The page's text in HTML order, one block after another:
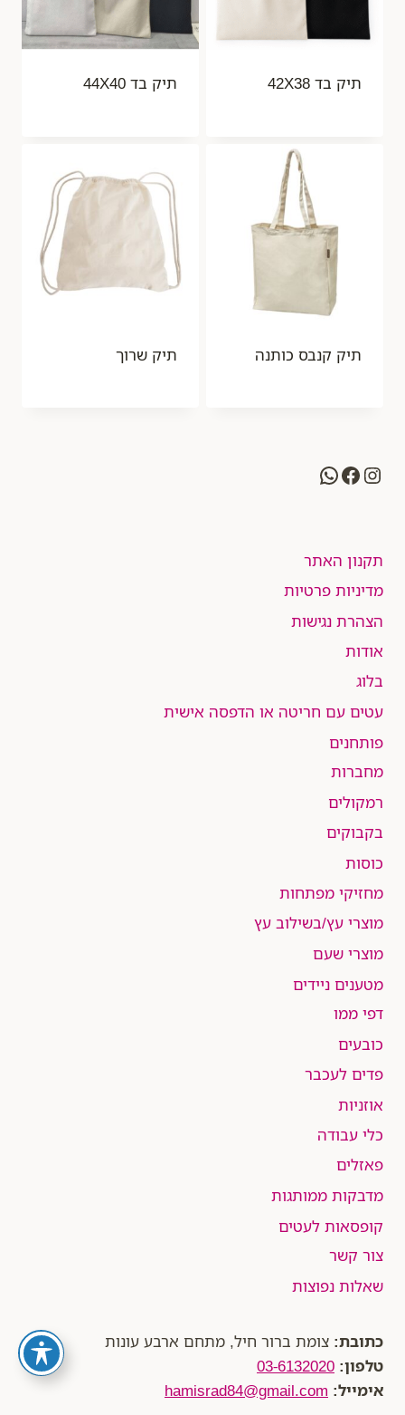
תיק בד 42X38 תיק בד 44X40
תיק קנבס כותנה תיק שרוך
Instagram
Facebook
WhatsApp
תקנון האתר
מדיניות פרטיות
הצהרת נגישות
אודות
בלוג
עטים עם חריטה או הדפסה אישית
פותחנים
מחברות
רמקולים
בקבוקים
כוסות
מחזיקי מפתחות
מוצרי עץ/בשילוב עץ
מוצרי שעם
מטענים ניידים
דפי ממו
כובעים
פדים לעכבר
אוזניות
כלי עבודה
פאזלים
מדבקות ממותגות
קופסאות לעטים
צור קשר
שאלות נפוצות
כתובת: צומת ברור חיל, מתחם ארבע עונות
טלפון: 03-6132020
אימייל: hamisrad84@gmail.com